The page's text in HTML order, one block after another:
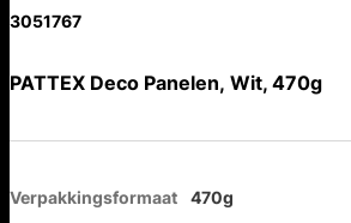
3051767
PATTEX Deco Panelen, Wit, 470g
Verpakkingsformaat 470g